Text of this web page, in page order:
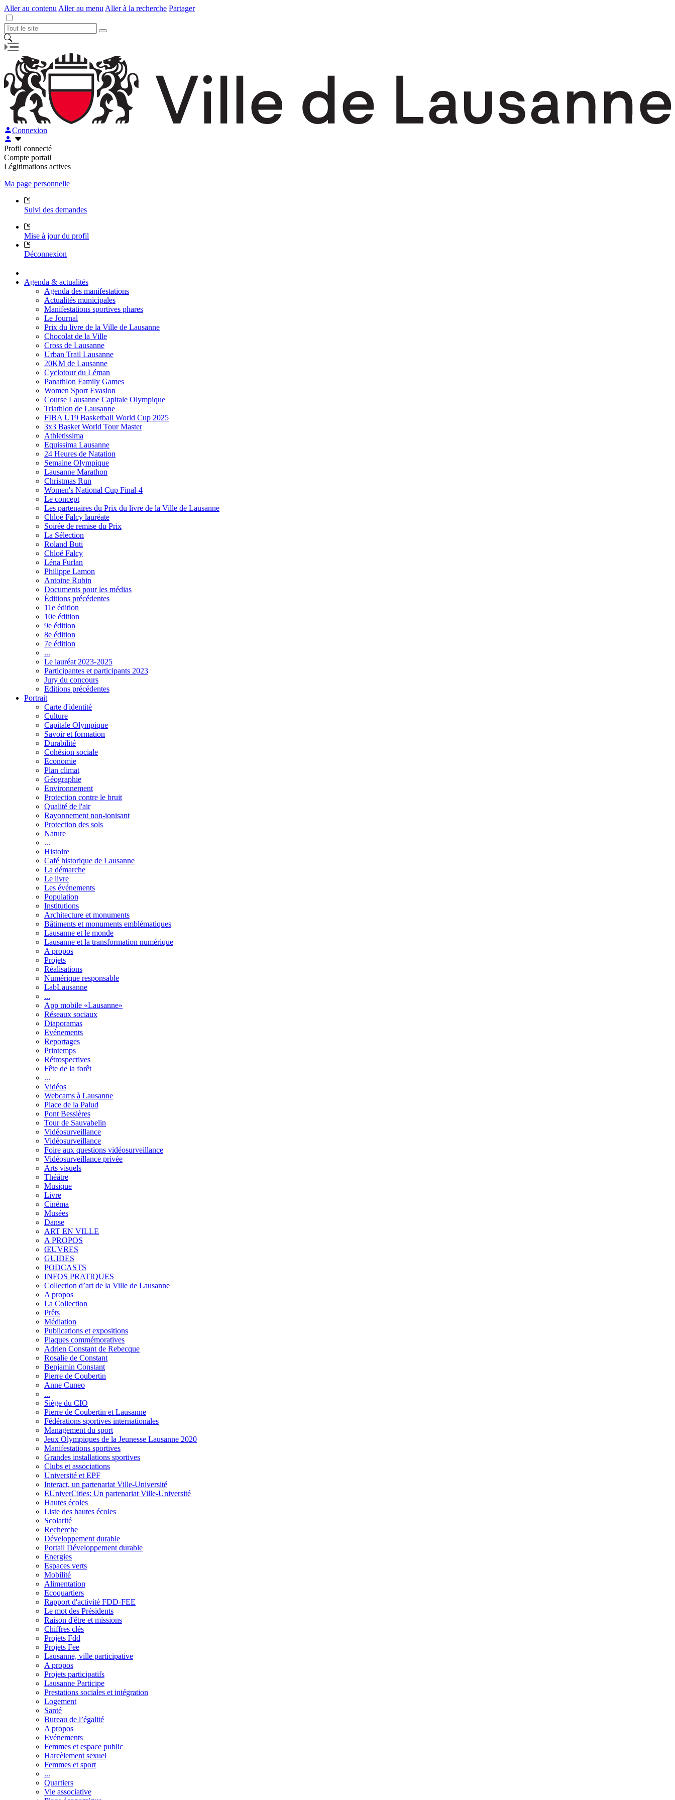
Aller au contenu Aller au menu Aller à la recherche Partager
Connexion
Profil connecté
Compte portail
Légitimations actives
Ma page personnelle
Suivi des demandes
Mise à jour du profil
Déconnexion
Agenda & actualités
Agenda des manifestations
Actualités municipales
Manifestations sportives phares
Le Journal
Prix du livre de la Ville de Lausanne
Chocolat de la Ville
Cross de Lausanne
Urban Trail Lausanne
20KM de Lausanne
Cyclotour du Léman
Panathlon Family Games
Women Sport Evasion
Course Lausanne Capitale Olympique
Triathlon de Lausanne
FIBA U19 Basketball World Cup 2025
3x3 Basket World Tour Master
Athletissima
Equissima Lausanne
24 Heures de Natation
Semaine Olympique
Lausanne Marathon
Christmas Run
Women's National Cup Final-4
Le concept
Les partenaires du Prix du livre de la Ville de Lausanne
Chloé Falcy lauréate
Soirée de remise du Prix
La Sélection
Roland Buti
Chloé Falcy
Léna Furlan
Philippe Lamon
Antoine Rubin
Documents pour les médias
Éditions précédentes
11e édition
10e édition
9e édition
8e édition
7e édition
...
Le lauréat 2023-2025
Participantes et participants 2023
Jury du concours
Editions précédentes
Portrait
Carte d'identité
Culture
Capitale Olympique
Savoir et formation
Durabilité
Cohésion sociale
Economie
Plan climat
Géographie
Environnement
Protection contre le bruit
Qualité de l'air
Rayonnement non-ionisant
Protection des sols
Nature
...
Histoire
Café historique de Lausanne
La démarche
Le livre
Les événements
Population
Institutions
Architecture et monuments
Bâtiments et monuments emblématiques
Lausanne et le monde
Lausanne et la transformation numérique
A propos
Projets
Réalisations
Numérique responsable
LabLausanne
...
App mobile «Lausanne»
Réseaux sociaux
Diaporamas
Evénements
Reportages
Printemps
Rétrospectives
Fête de la forêt
...
Vidéos
Webcams à Lausanne
Place de la Palud
Pont Bessières
Tour de Sauvabelin
Vidéosurveillance
Vidéosurveillance
Foire aux questions vidéosurveillance
Vidéosurveillance privée
Arts visuels
Théâtre
Musique
Livre
Cinéma
Musées
Danse
ART EN VILLE
A PROPOS
ŒUVRES
GUIDES
PODCASTS
INFOS PRATIQUES
Collection d’art de la Ville de Lausanne
A propos
La Collection
Prêts
Médiation
Publications et expositions
Plaques commémoratives
Adrien Constant de Rebecque
Rosalie de Constant
Benjamin Constant
Pierre de Coubertin
Anne Cuneo
...
Siège du CIO
Pierre de Coubertin et Lausanne
Fédérations sportives internationales
Management du sport
Jeux Olympiques de la Jeunesse Lausanne 2020
Manifestations sportives
Grandes installations sportives
Clubs et associations
Université et EPF
Interact, un partenariat Ville-Université
EUniverCities: Un partenariat Ville-Université
Hautes écoles
Liste des hautes écoles
Scolarité
Recherche
Développement durable
Portail Développement durable
Energies
Espaces verts
Mobilité
Alimentation
Ecoquartiers
Rapport d'activité FDD-FEE
Le mot des Présidents
Raison d'être et missions
Chiffres clés
Projets Fdd
Projets Fee
Lausanne, ville participative
A propos
Projets participatifs
Lausanne Participe
Prestations sociales et intégration
Logement
Santé
Bureau de l’égalité
A propos
Evénements
Femmes et espace public
Harcèlement sexuel
Femmes et sport
...
Quartiers
Vie associative